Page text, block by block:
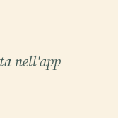
nell'app